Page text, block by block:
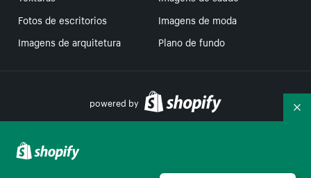
Fotos de escritorios
Imagens de moda
Imagens de arquitetura
Plano de fundo
powered by
Suas escolhas de privacidade